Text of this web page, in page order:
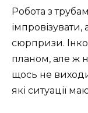
Робота з
сюрпризи.
планом, але ж
щось не
які ситуації